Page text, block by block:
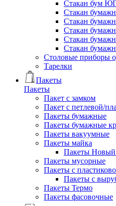
Стакан бум
Стакан
Стакан
Стакан
Стакан
Стакан
Столовые приборы
Тарелки
Пакеты
Пакеты
Пакет с замком
Пакет с петлевой/
Пакеты бумажные
Пакеты бумажные
Пакеты вакуумные
Пакеты майка
Пакеты Новый
Пакеты мусорные
Пакеты с
Пакеты с
Пакеты Термо
Пакеты фасовочные